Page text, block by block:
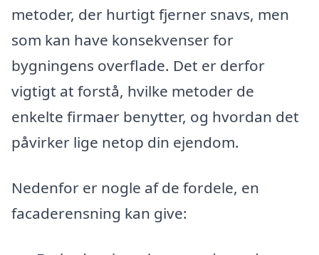
metoder, der hurtigt fjerner snavs, men
som kan have konsekvenser for
bygningens overflade. Det er derfor
vigtigt at forstå, hvilke metoder de
enkelte firmaer benytter, og hvordan det
påvirker lige netop din ejendom.
Nedenfor er nogle af de fordele, en
facaderensning kan give: